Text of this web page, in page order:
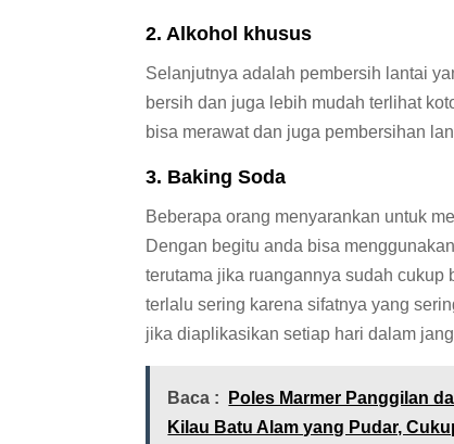
2. Alkohol khusus
Selanjutnya adalah pembersih lantai
bersih dan juga lebih mudah terlihat
bisa merawat dan juga pembersihan
3. Baking Soda
Beberapa orang menyarankan untuk
Dengan begitu anda bisa
terutama jika ruangannya sudah
terlalu sering karena sifatnya yang
jika diaplikasikan setiap hari dalam
Baca :
Poles Marmer Panggilan
Kilau Batu Alam yang Pudar,